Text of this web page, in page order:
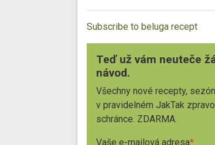
Subscribe to beluga recept
Teď už vám neuteče
návod.
Všechny nové recepty,
v pravidelném JakTak
schránce. ZDARMA.
Vaše e-mailová adresa